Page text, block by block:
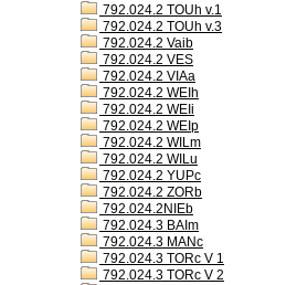
792.024.2 TOUh v.1
792.024.2 TOUh v.3
792.024.2 Vaib
792.024.2 VES
792.024.2 VIAa
792.024.2 WEIh
792.024.2 WEIi
792.024.2 WEIp
792.024.2 WILm
792.024.2 WILu
792.024.2 YUPc
792.024.2 ZORb
792.024.2NIEb
792.024.3 BAIm
792.024.3 MANc
792.024.3 TORc V 1
792.024.3 TORc V 2